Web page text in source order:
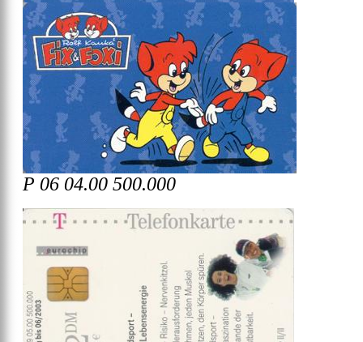
P 06 04.00 500.000